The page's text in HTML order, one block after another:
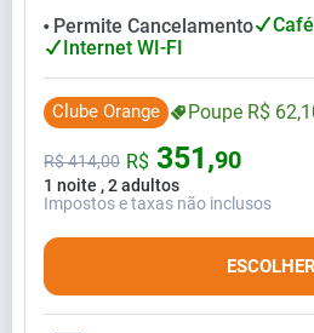
⬤ Permite Cancelamento
Internet WI-FI
Clube Orange Poupe R$ 62,
1 noite , 2 adultos
R$414,00 R$ 351,90
Impostos e taxas não inclusos
ESCOLHER